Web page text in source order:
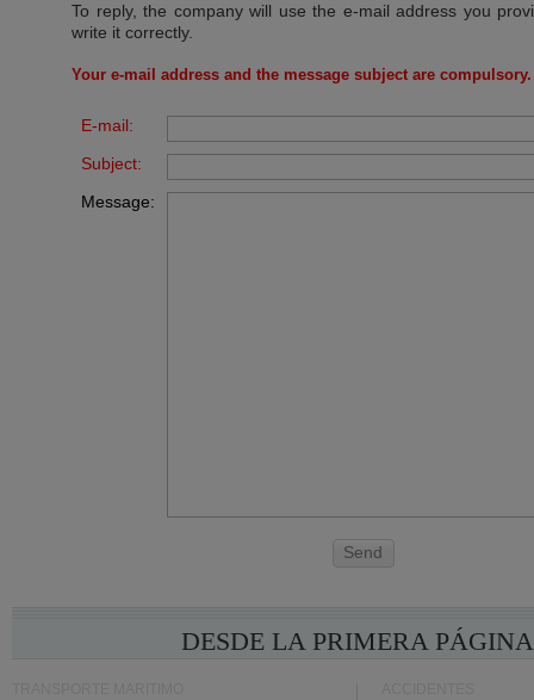
To reply, the company will use the e-mail address you
write it correctly.
Your e-mail address and the message subject are compulsory.
E-mail:
Subject:
Message:
Send
DESDE LA PRIMERA PÁGINA